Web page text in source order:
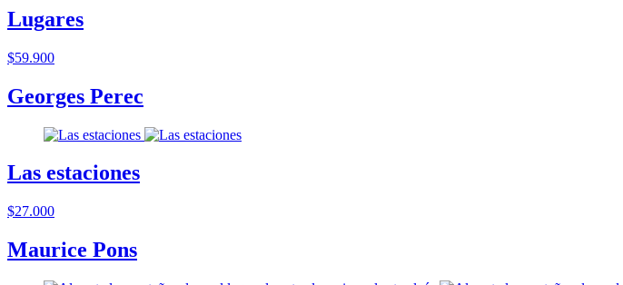
Lugares
$59.900
Georges Perec
Las estaciones
$27.000
Maurice Pons